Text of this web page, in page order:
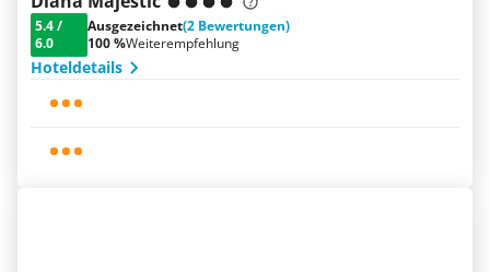
5.4/
6.0
Ausgezeichnet(2 Bewertungen)
100 %Weiterempfehlung
Hoteldetails